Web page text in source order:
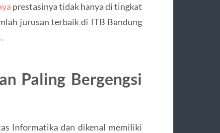
prestasinya tidak hanya di tingkat
jurusan terbaik di ITB Bandung
Paling Bergengsi
Informatika dan dikenal memiliki